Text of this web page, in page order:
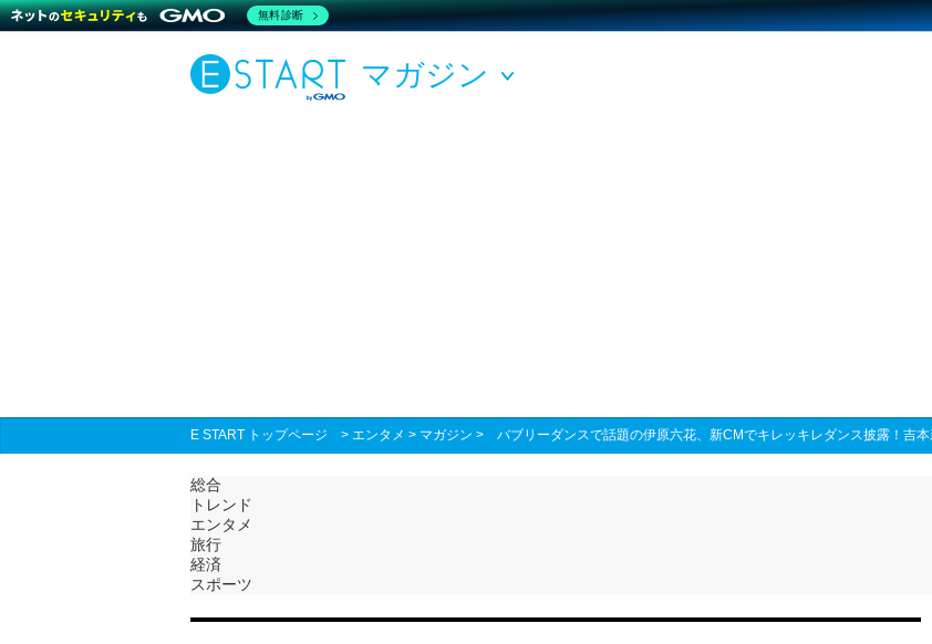
マガジン
E START トップページ > エンタメ > マガジン > バブリーダンスで話題の伊原六花、新CMでキレッキレダンス披露！吉
総合
トレンド
エンタメ
旅行
経済
スポーツ
無料診断